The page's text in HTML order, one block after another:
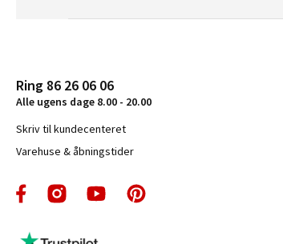
Ring 86 26 06 06
Alle ugens dage 8.00 - 20.00
Skriv til kundecenteret
Varehuse & åbningstider